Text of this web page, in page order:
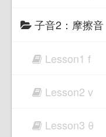
子音2：摩擦音
Lesson1 f
Lesson2 v
Lesson3 θ